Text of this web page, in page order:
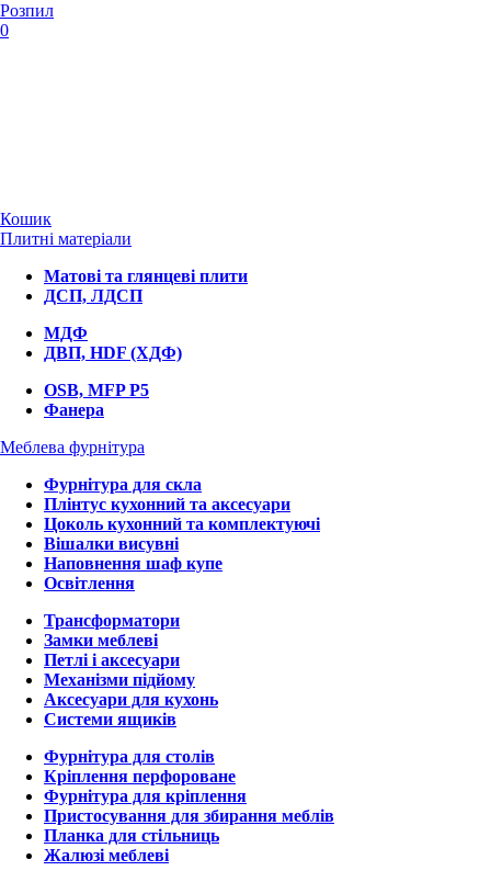
Розпил
0
Кошик
Плитні матеріали
Матові та глянцеві плити
ДСП, ЛДСП
МДФ
ДВП, HDF (ХДФ)
OSB, MFP P5
Фанера
Меблева фурнітура
Фурнітура для скла
Плінтус кухонний та аксесуари
Цоколь кухонний та комплектуючі
Вішалки висувні
Наповнення шаф купе
Освітлення
Трансформатори
Замки меблеві
Петлі і аксесуари
Механізми підйому
Аксесуари для кухонь
Системи ящиків
Фурнітура для столів
Кріплення перфороване
Фурнітура для кріплення
Пристосування для збирання меблів
Планка для стільниць
Жалюзі меблеві